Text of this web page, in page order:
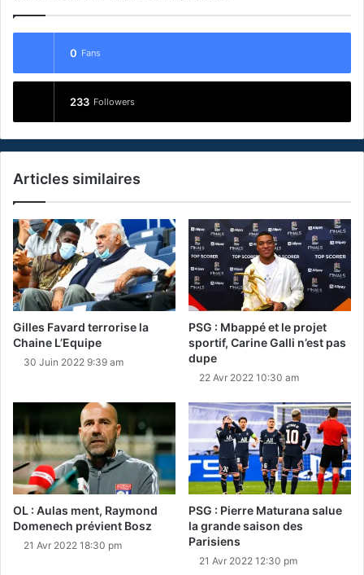
0 Fans
233 Followers
Articles similaires
Gilles Favard terrorise la
Chaine L’Equipe
30 Juin 2022 9:39 am
PSG : Mbappé et le projet
sportif, Carine Galli n’est pas
dupe
22 Avr 2022 10:30 am
OL : Aulas ment, Raymond
Domenech prévient Bosz
21 Avr 2022 18:30 pm
PSG : Pierre Maturana salue
la grande saison des
Parisiens
21 Avr 2022 12:30 pm